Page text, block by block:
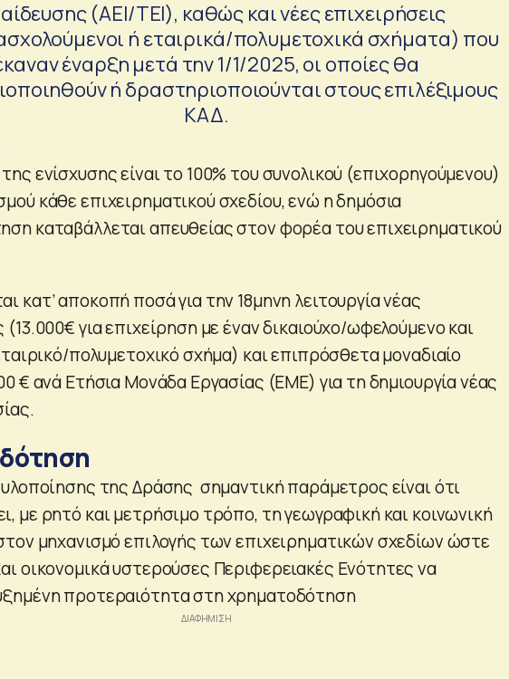
(ΑΕΙ/ΤΕΙ), καθώς και νέες επιχειρήσεις
ή εταιρικά/πολυμετοχικά σχήματα) που
έναρξη μετά την 1/1/2025, οι οποίες θα
ή δραστηριοποιούνται στους επιλέξιμους
ΚΑΔ.
ενίσχυσης είναι το 100% του συνολικού (επιχορηγούμενου)
κάθε επιχειρηματικού σχεδίου, ενώ η δημόσια
καταβάλλεται απευθείας στον φορέα του επιχειρηματικού
κατ’ αποκοπή ποσά για την 18μηνη λειτουργία νέας
(13.000€ για επιχείρηση με έναν δικαιούχο/ωφελούμενο και
πολυμετοχικό σχήμα) και επιπρόσθετα μοναδιαίο
€ ανά Ετήσια Μονάδα Εργασίας (ΕΜΕ) για τη δημιουργία νέας
της Δράσης σημαντική παράμετρος είναι ότι
με ρητό και μετρήσιμο τρόπο, τη γεωγραφική και κοινωνική
μηχανισμό επιλογής των επιχειρηματικών σχεδίων ώστε
οικονομικά υστερούσες Περιφερειακές Ενότητες να
προτεραιότητα στη χρηματοδότηση